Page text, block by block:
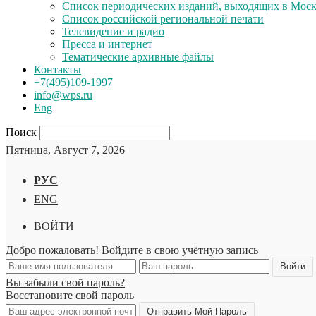
Список периодических изданий, выходящих в
Список российской региональной печати
Телевидение и радио
Пресса и интернет
Тематические архивные файлы
Контакты
+7(495)109-1997
info@wps.ru
Eng
Поиск
Пятница, Август 7, 2026
РУС
ENG
ВОЙТИ
Добро пожаловать! Войдите в свою учётную запись
Вы забыли свой пароль?
Восстановите свой пароль